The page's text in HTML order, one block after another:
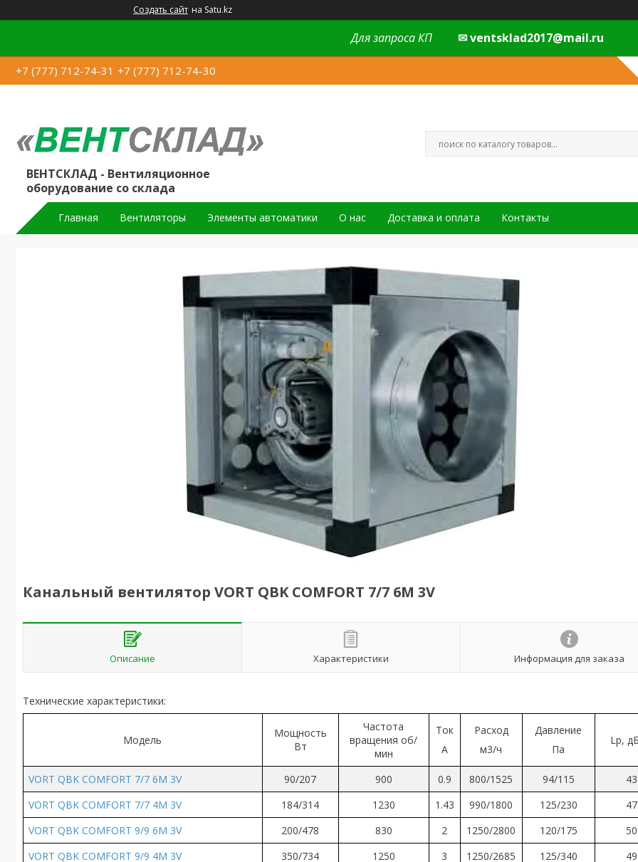
Создать сайт на Satu.kz
Для запроса КП ✉ ventsklad2017@mail.ru
+7 (777) 712-74-31 +7 (777) 712-74-30
ВЕНТСКЛАД - Вентиляционное
оборудование со склада
Главная Вентиляторы Элементы автоматики О нас Доставка и оплата Контакты
Канальный вентилятор VORT QBK COMFORT 7/7 6M 3V
Описание Характеристики Информация для заказа
Технические характеристики:
Модель
Мощность
Вт
Частота
вращения об/
мин
Ток
А
Расход
м3/ч
Давление
Па
Lp,
VORT QBK COMFORT 7/7 6M 3V 90/207 900 0.9 800/1525 94/115
VORT QBK COMFORT 7/7 4M 3V
184/314 1230 1.43 990/1800 125/230
VORT QBK COMFORT 9/9 6M 3V
200/478 830 2 1250/2800 120/175
VORT QBK COMFORT 9/9 4M 3V
350/734 1250 3 1250/2685 125/340